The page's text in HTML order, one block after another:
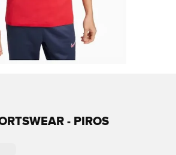
- PIROS